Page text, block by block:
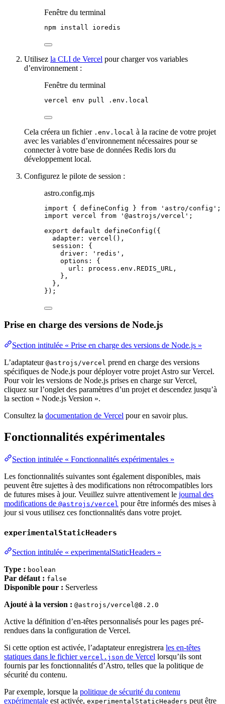
Fenêtre du terminal
npm install ioredis
Utilisez la CLI de Vercel pour charger vos variables
d’environnement :
Fenêtre du terminal
vercel env pull .env.local
Cela créera un fichier .env.local à la racine de votre projet
avec les variables d’environnement nécessaires pour se
connecter à votre base de données Redis lors du
développement local.
Configurez le pilote de session :
astro.config.mjs
import { defineConfig } from ' astro/config ' ;
import vercel from ' @astrojs/vercel ' ;
export default defineConfig ({
adapter: vercel (),
session: {
driver:
' redis ' ,
options: {
url: process . env . REDIS_URL ,
},
},
});
Prise en charge des versions de Node.js
Section intitulée « Prise en charge des versions de Node.js »
L’adaptateur @astrojs/vercel prend en charge des versions
spécifiques de Node.js pour déployer votre projet Astro sur Vercel.
Pour voir les versions de Node.js prises en charge sur Vercel,
cliquez sur l’onglet des paramètres d’un projet et descendez jusqu’à
la section « Node.js Version ».
Consultez la documentation de Vercel pour en savoir plus.
Fonctionnalités expérimentales
Section intitulée « Fonctionnalités expérimentales »
Les fonctionnalités suivantes sont également disponibles, mais
peuvent être sujettes à des modifications non rétrocompatibles lors
de futures mises à jour. Veuillez suivre attentivement le journal des
modifications de @astrojs/vercel pour être informés des mises à
jour si vous utilisez ces fonctionnalités dans votre projet.
experimentalStaticHeaders
Section intitulée « experimentalStaticHeaders »
Type : boolean
Par défaut : false
Disponible pour : Serverless
Ajouté à la version : @astrojs/vercel@8.2.0
Active la définition d’en-têtes personnalisés pour les pages pré-
rendues dans la configuration de Vercel.
Si cette option est activée, l’adaptateur enregistrera les en-têtes
statiques dans le fichier vercel.json de Vercel lorsqu’ils sont
fournis par les fonctionnalités d’Astro, telles que la politique de
sécurité du contenu.
Par exemple, lorsque la politique de sécurité du contenu
expérimentale est activée, experimentalStaticHeaders peut être